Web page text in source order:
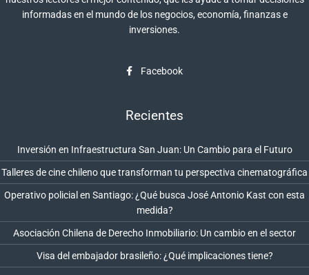
informadas en el mundo de los negocios, economía, finanzas e
inversiones.
Facebook
Recientes
Inversión en Infraestructura San Juan: Un Cambio para el Futuro
Talleres de cine chileno que transforman tu perspectiva cinematográfica
Operativo policial en Santiago: ¿Qué busca José Antonio Kast con esta
medida?
Asociación Chilena de Derecho Inmobiliario: Un cambio en el sector
Visa del embajador brasileño: ¿Qué implicaciones tiene?